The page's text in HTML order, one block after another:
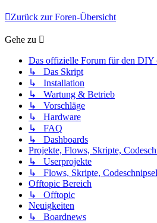
Zurück zur Foren-Übersicht
Gehe zu
Das offizielle Forum für den DIY
↳ Das Skript
↳ Installation
↳ Wartung & Betrieb
↳ Vorschläge
↳ Hardware
↳ FAQ
↳ Dashboards
Projekte, Flows, Skripte,
↳ Userprojekte
↳ Flows, Skripte, Codeschnipsel
Offtopic Bereich
↳ Offtopic
Neuigkeiten
↳ Boardnews